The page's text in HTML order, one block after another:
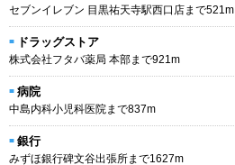
セブンイレブン 目黒祐天寺駅西口店まで521m
ドラッグストア
株式会社フタバ薬局 本部まで921m
病院
中島内科小児科医院まで837m
銀行
みずほ銀行碑文谷出張所まで1627m